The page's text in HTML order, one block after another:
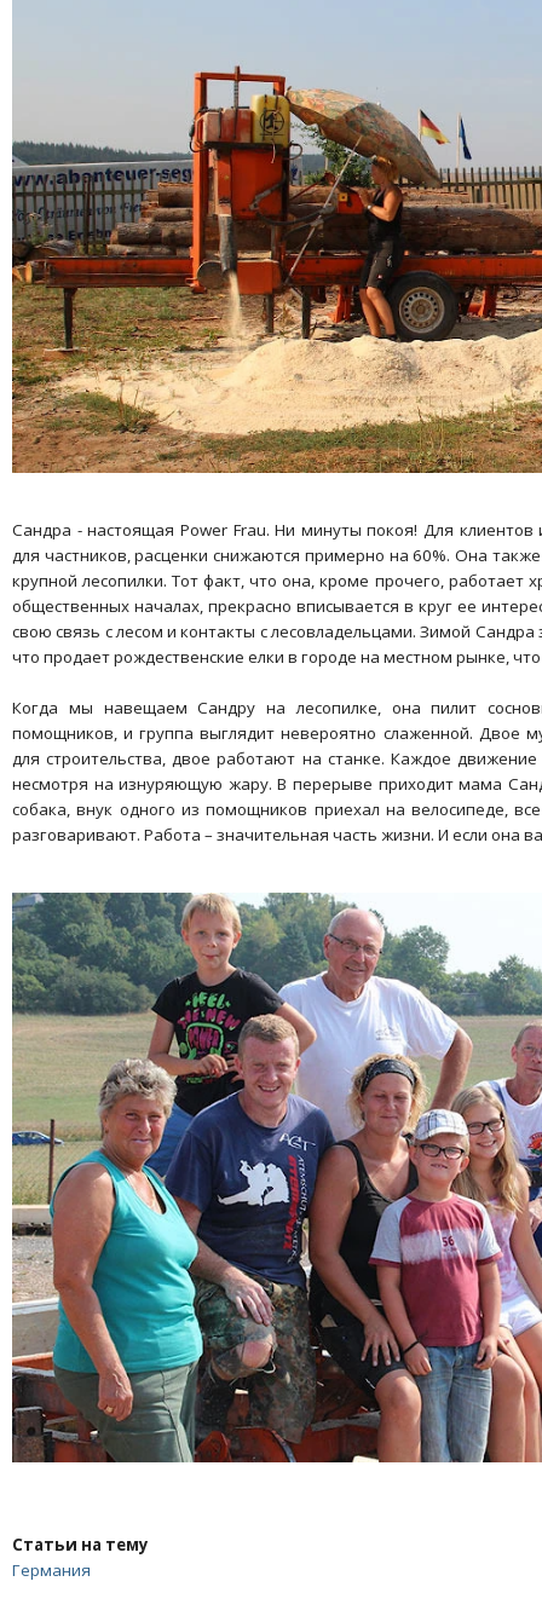
Сандра - настоящая Power Frau. Ни минуты покоя! Для клиентов
для частников, расценки снижаются примерно на 60%. Она
крупной лесопилки. Тот факт, что она, кроме прочего, работает
общественных началах, прекрасно вписывается в круг ее
свою связь с лесом и контакты с лесовладельцами. Зимой
что продает рождественские елки в городе на местном рынке,
Когда мы навещаем Сандру на лесопилке, она пилит
помощников, и группа выглядит невероятно слаженной. Двое
для строительства, двое работают на станке. Каждое
несмотря на изнуряющую жару. В перерыве приходит мама
собака, внук одного из помощников приехал на велосипеде,
разговаривают. Работа – значительная часть жизни. И если она
Статьи на тему
Германия